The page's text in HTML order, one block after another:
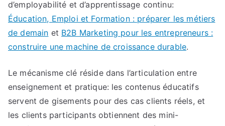
d’employabilité et d’apprentissage continu:
Éducation, Emploi et Formation : préparer les métiers
de demain et B2B Marketing pour les entrepreneurs :
construire une machine de croissance durable.
Le mécanisme clé réside dans l’articulation entre
enseignement et pratique: les contenus éducatifs
servent de gisements pour des cas clients réels, et
les clients participants obtiennent des mini-